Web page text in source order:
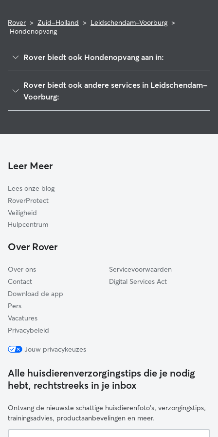
Rover > Zuid-Holland > Leidschendam-Voorburg >
Hondenopvang
Rover biedt ook Hondenopvang aan in:
Rijswijk
Delft
Zoetermeer
Midden-Delfland
Leiden
Lansingerland
Rover biedt ook andere services in Leidschendam-
Voorburg:
Leer Meer
Lees onze blog
RoverProtect
Veiligheid
Hulpcentrum
Over Rover
Over ons
Contact
Download de app
Pers
Vacatures
Privacybeleid
Servicevoorwaarden
Digital Services Act
Jouw privacykeuzes
Alle huisdierenverzorgingstips die je nodig
hebt, rechtstreeks in je inbox
Ontvang de nieuwste schattige huisdierenfoto's, verzorgingstips,
trainingsadvies, productaanbevelingen en meer.